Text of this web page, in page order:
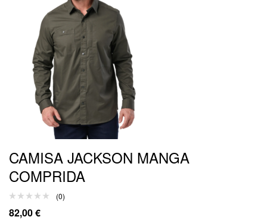
CAMISA JACKSON MANGA
COMPRIDA
(0)
82,00€